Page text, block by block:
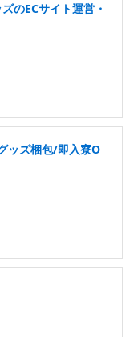
のECサイト運営・
ッズ梱包/即入寮O